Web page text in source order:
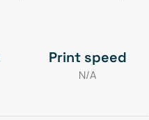
Print speed
N/A